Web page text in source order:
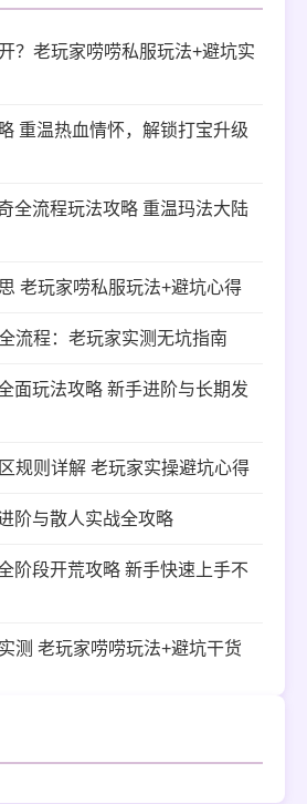
？老玩家唠唠私服玩法+避坑实
重温热血情怀，解锁打宝升级
全流程玩法攻略 重温玛法大陆
老玩家唠私服玩法+避坑心得
流程：老玩家实测无坑指南
面玩法攻略 新手进阶与长期发
规则详解 老玩家实操避坑心得
阶与散人实战全攻略
阶段开荒攻略 新手快速上手不
测 老玩家唠唠玩法+避坑干货